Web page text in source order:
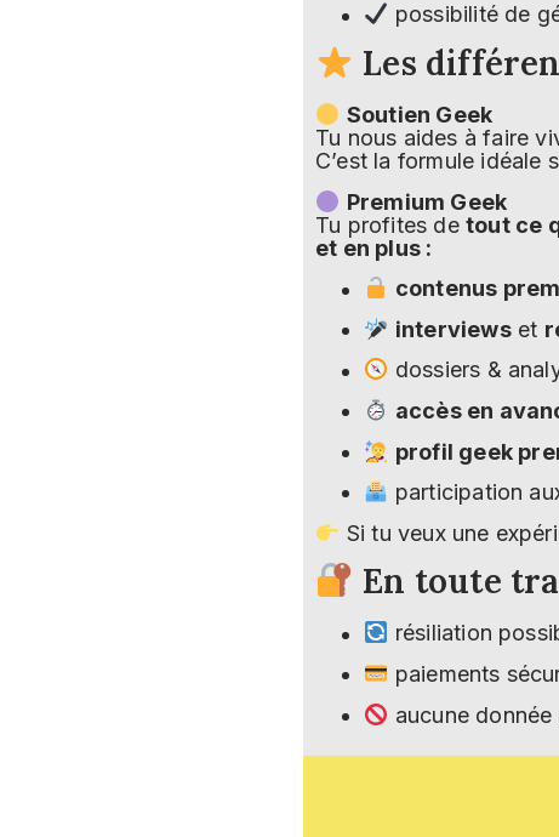
possibilité de
Les
Soutien Geek
Tu nous aides à faire
C’est la formule idéale
Premium Geek
Tu profites de tout ce
et en plus :
contenus
interviewset
dossiers &
accès en
profil geek
participation
Si tu veux une
En toute
résiliation
paiements
aucune